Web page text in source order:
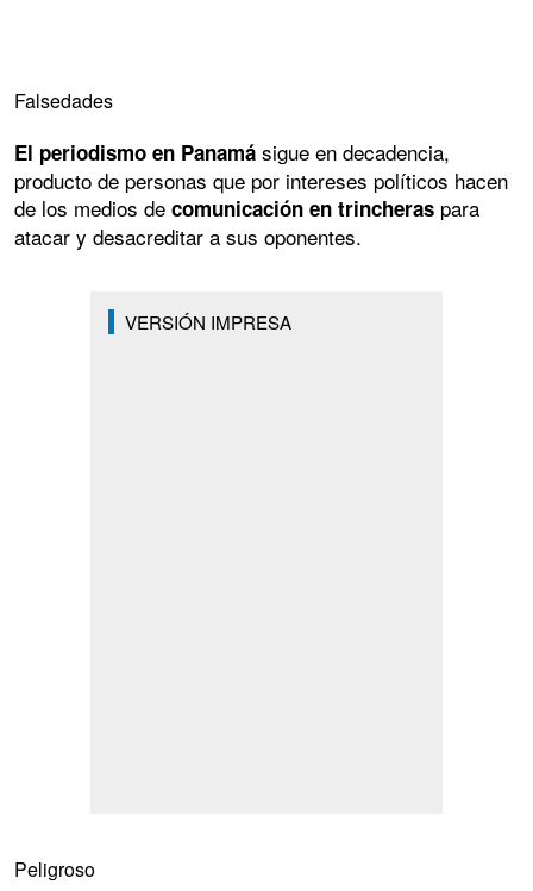
Falsedades
El periodismo en Panamá sigue en decadencia,
producto de personas que por intereses políticos hacen
de los medios de comunicación en trincheras para
atacar y desacreditar a sus oponentes.
VERSIÓN IMPRESA
Peligroso